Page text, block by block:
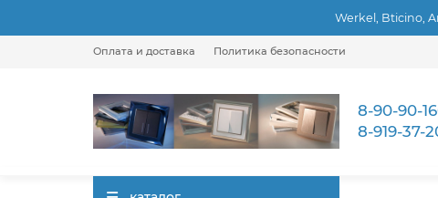
Werkel, Bticino,
Оплата и доставка Политика безопасности
8-90-90-
8-919-37-